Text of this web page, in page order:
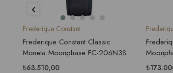
Frederique Constant
Frederique Constant Classic
Moneta Moonphase FC-206N3S6
Erkek Kol Saati
₺63.510,00